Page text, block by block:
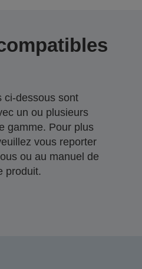
ci-dessous sont
un ou plusieurs
gamme. Pour plus
vous reporter
ou au manuel de
produit.